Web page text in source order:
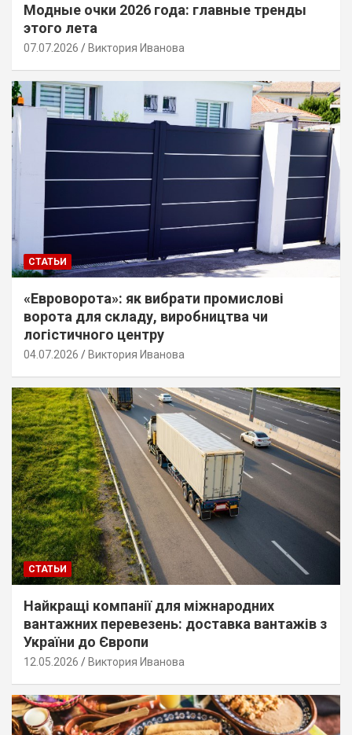
Модные очки 2026 года: главные тренды
этого лета
07.07.2026 Виктория Иванова
СТАТЬИ
«Евроворота»: як вибрати промислові
ворота для складу, виробництва чи
логістичного центру
04.07.2026 Виктория Иванова
СТАТЬИ
Найкращі компанії для міжнародних
вантажних перевезень: доставка вантажів з
України до Європи
12.05.2026 Виктория Иванова